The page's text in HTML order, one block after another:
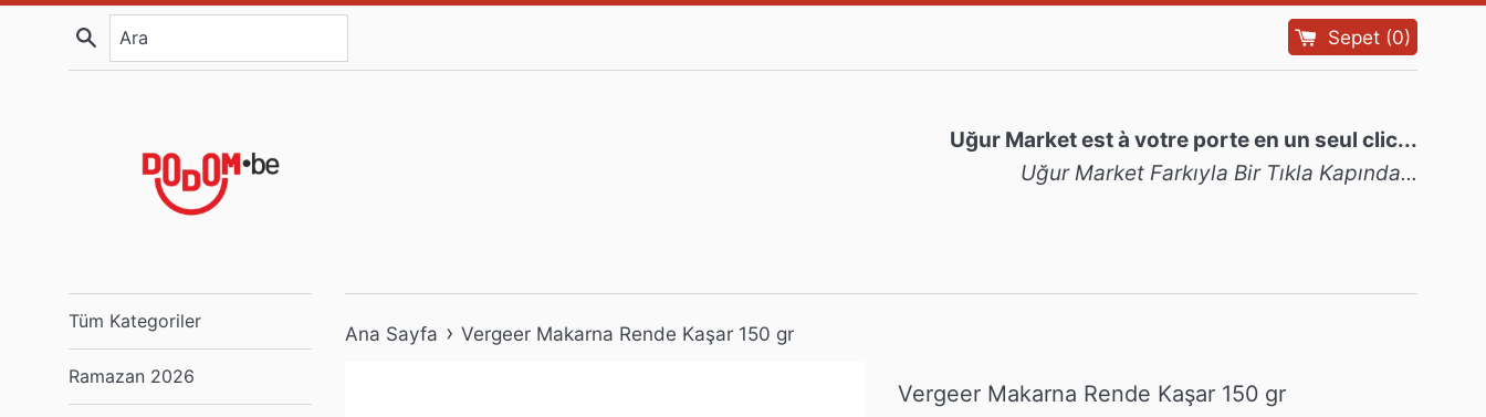
Ara Sepet (0)
Uğur Market est à votre porte en un seul clic...
Uğur Market Farkıyla Bir Tıkla Kapında...
Tüm Kategoriler
Ramazan 2026
Ana Sayfa › Vergeer Makarna Rende Kaşar 150 gr
Vergeer Makarna Rende Kaşar 150 gr